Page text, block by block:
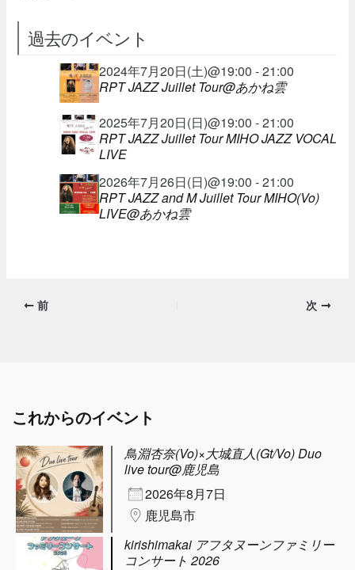
過去のイベント
2024年7月20日(土)@19:00 - 21:00
RPT JAZZ Juillet Tour@あかね雲
2025年7月20日(日)@19:00 - 21:00
RPT JAZZ Juillet Tour MIHO JAZZ VOCAL
LIVE
2026年7月26日(日)@19:00 - 21:00
RPT JAZZ and M Juillet Tour MIHO(Vo)
LIVE@あかね雲
前 次
これからのイベント
鳥淵杏奈(Vo)×大城直人(Gt/Vo) Duo
live tour@鹿児島
2026年8月7日
鹿児島市
kirishimakai アフタヌーンファミリー
コンサート 2026